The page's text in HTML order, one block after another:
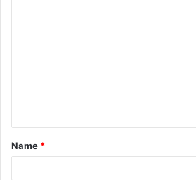
Name *